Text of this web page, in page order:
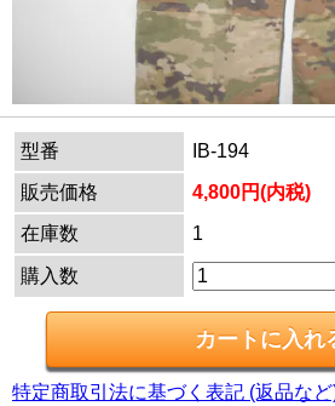
型番
IB-194
販売価格
4,800円(内税)
在庫数
1
購入数
特定商取引法に基づく表記 (返品な